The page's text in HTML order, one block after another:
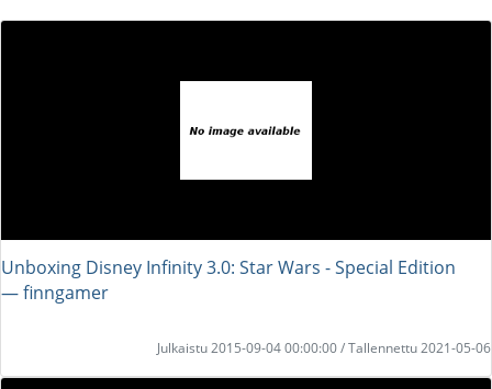
Unboxing Disney Infinity 3.0: Star Wars - Special Edition
― finngamer
Julkaistu 2015-09-04 00:00:00 / Tallennettu 2021-05-06